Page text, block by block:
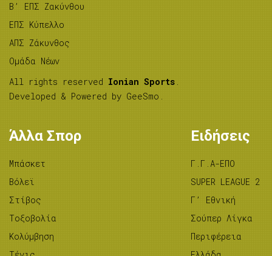
B’ ΕΠΣ Ζακύνθου
ΕΠΣ Κύπελλο
ΑΠΣ Ζάκυνθος
Ομάδα Νέων
All rights reserved Ionian Sports .
Developed & Powered by GeeSmo .
Άλλα Σπορ
Μπάσκετ
Βόλεϊ
Στίβος
Tοξοβολία
Κολύμβηση
Ειδήσεις
Γ.Γ.Α-ΕΠΟ
SUPER LEAGUE 2
Γ’ Εθνική
Σούπερ Λίγκα
Περιφέρεια